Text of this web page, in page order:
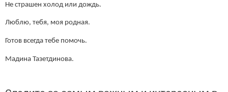
Не страшен холод или дождь.
Люблю, тебя, моя родная.
Готов всегда тебе помочь.
Мадина Тазетдинова.